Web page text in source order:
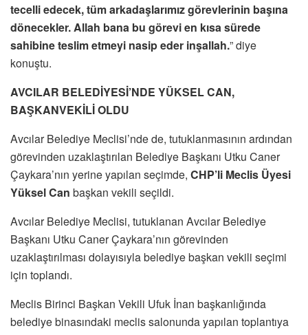
tecelli edecek, tüm arkadaşlarımız görevlerinin başına
dönecekler. Allah bana bu görevi en kısa sürede
sahibine teslim etmeyi nasip eder inşallah.” diye
konuştu.
AVCILAR BELEDİYESİ’NDE YÜKSEL CAN,
BAŞKANVEKİLİ OLDU
Avcılar Belediye Meclisi’nde de, tutuklanmasının ardından
görevinden uzaklaştırılan Belediye Başkanı Utku Caner
Çaykara’nın yerine yapılan seçimde, CHP’li Meclis Üyesi
Yüksel Can başkan vekili seçildi.
Avcılar Belediye Meclisi, tutuklanan Avcılar Belediye
Başkanı Utku Caner Çaykara’nın görevinden
uzaklaştırılması dolayısıyla belediye başkan vekili seçimi
için toplandı.
Meclis Birinci Başkan Vekili Ufuk İnan başkanlığında
belediye binasındaki meclis salonunda yapılan toplantıya